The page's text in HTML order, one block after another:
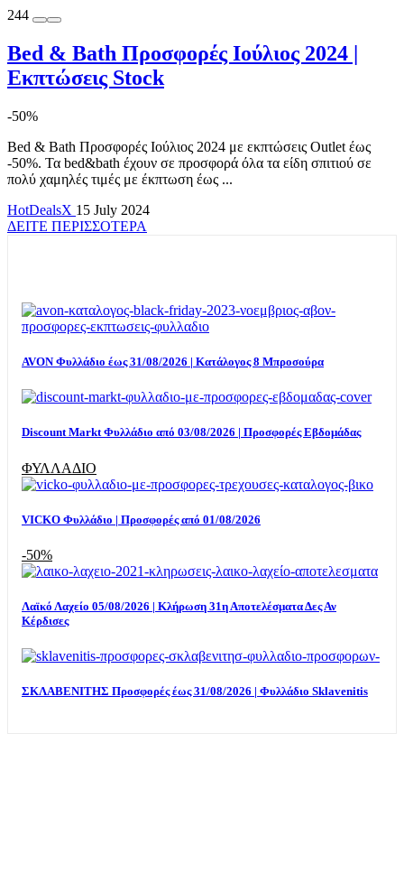
244
Bed & Bath Προσφορές Ιούλιος 2024 |
Εκπτώσεις Stock
-50%
Bed & Bath Προσφορές Ιούλιος 2024 με εκπτώσεις Outlet έως
-50%. Τα bed&bath έχουν σε προσφορά όλα τα είδη σπιτιού σε
πολύ χαμηλές τιμές με έκπτωση έως ...
HotDealsX 15 July 2024
ΔΕΙΤΕ ΠΕΡΙΣΣΟΤΕΡΑ
AVON Φυλλάδιο έως 31/08/2026 | Κατάλογος 8 Μπροσούρα
Discount Markt Φυλλάδιο από 03/08/2026 | Προσφορές Εβδομάδας
ΦΥΛΛΑΔΙΟ
VICKO Φυλλάδιο | Προσφορές από 01/08/2026
-50%
Λαϊκό Λαχείο 05/08/2026 | Κλήρωση 31η Αποτελέσματα Δες Αν
Κέρδισες
ΣΚΛΑΒΕΝΙΤΗΣ Προσφορές έως 31/08/2026 | Φυλλάδιο Sklavenitis